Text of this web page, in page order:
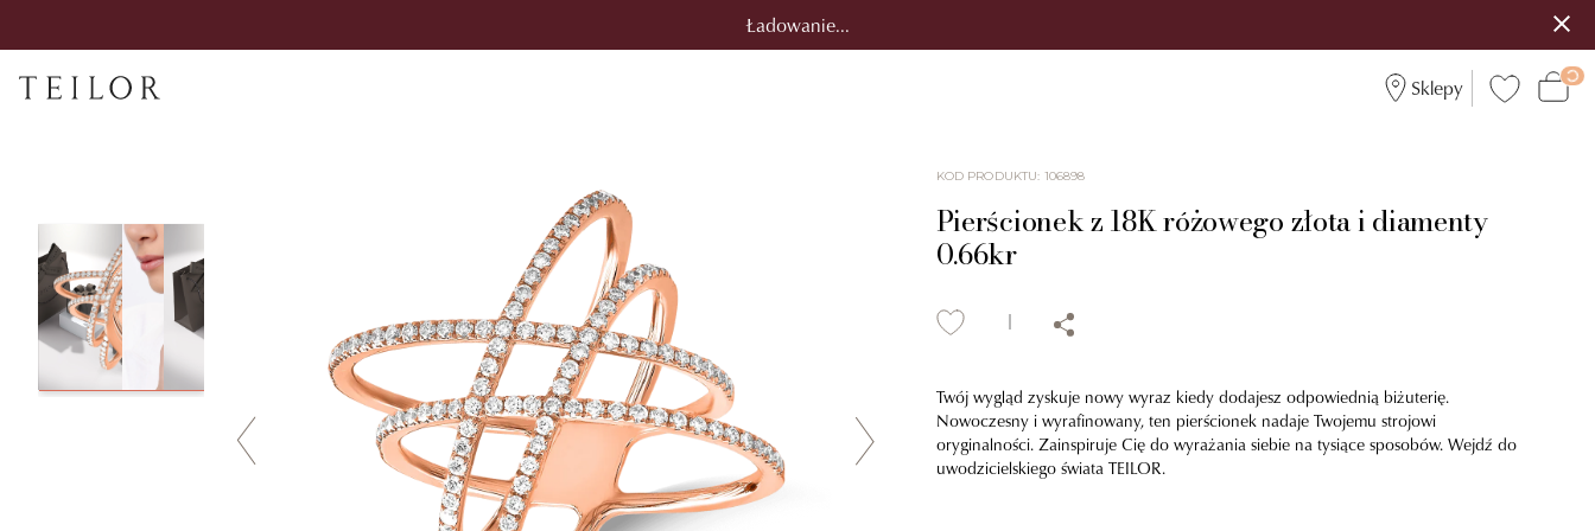
Ładowanie...
Sklepy
KOD PRODUKTU: 106898
Pierścionek z 18K różowego złota i diamenty
0.66kr
Twój wygląd zyskuje nowy wyraz kiedy dodajesz odpowiednią biżuterię.
Nowoczesny i wyrafinowany, ten pierścionek nadaje Twojemu strojowi
oryginalności. Zainspiruje Cię do wyrażania siebie na tysiące sposobów. Wejdź do
uwodzicielskiego świata TEILOR.